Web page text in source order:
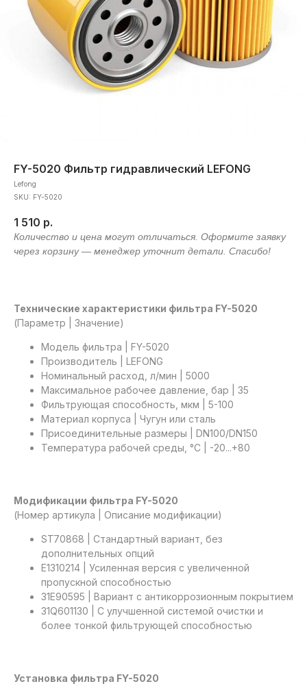
FY-5020 Фильтр гидравлический LEFONG
Lefong
SKU: FY-5020
1 510 р.
Технические характеристики фильтра FY-5020
(Параметр | Значение)
Модель фильтра | FY-5020
Производитель | LEFONG
Номинальный расход, л/мин | 5000
Максимальное рабочее давление, бар | 35
Фильтрующая способность, мкм | 5-100
Материал корпуса | Чугун или сталь
Присоединительные размеры | DN100/DN150
Температура рабочей среды, °C | -20...+80
Модификации фильтра FY-5020
(Номер артикула | Описание модификации)
ST70868 | Стандартный вариант, без
дополнительных опций
E1310214 | Усиленная версия с увеличенной
пропускной способностью
31E90595 | Вариант с антикоррозионным покрытием
31Q601130 | С улучшенной системой очистки и
более тонкой фильтрующей способностью
Установка фильтра FY-5020